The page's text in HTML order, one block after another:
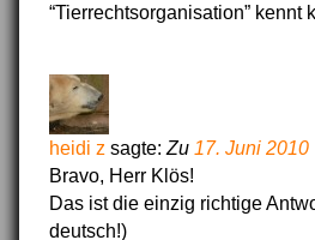
“Tierrechtsorganisation” kennt
heidi z sagte: Zu 17. Juni 2010
Bravo, Herr Klös!
Das ist die einzig richtige
deutsch!)